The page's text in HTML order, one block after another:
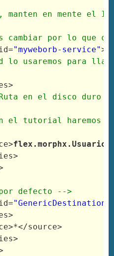
en mente el ID,
por lo que
="myweborb-service">
usaremos para
>
en el disco duro a
haremos esta
>
>
defecto -->
="GenericDestination"
>
>*</source>
>